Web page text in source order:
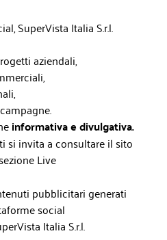
SuperVista Italia S.r.l.
aziendali,
informativa e divulgativa.
si invita a consultare il sito
Live
pubblicitari generati
social
Italia S.r.l.